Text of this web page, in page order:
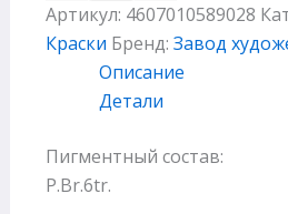
Артикул: 4607010589028
Краски Бренд: Завод
Описание
Детали
Пигментный состав:
P.Br.6tr.